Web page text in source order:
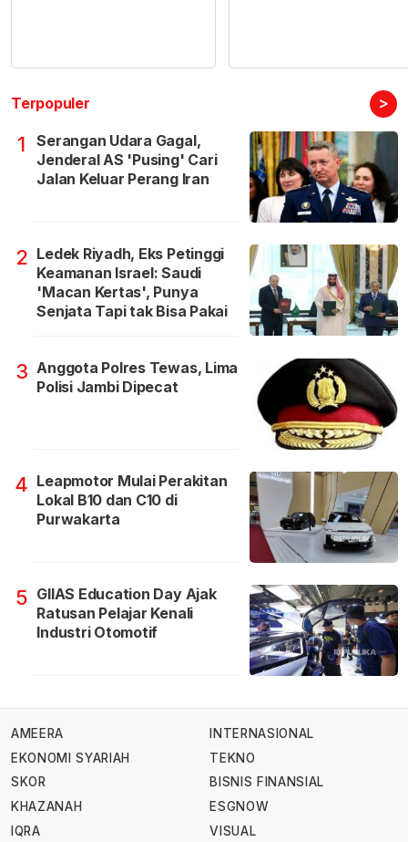
Terpopuler >
1
Serangan Udara Gagal,
Jenderal AS 'Pusing' Cari
Jalan Keluar Perang Iran
2 Ledek Riyadh, Eks Petinggi
Keamanan Israel: Saudi
'Macan Kertas', Punya
Senjata Tapi tak Bisa Pakai
3 Anggota Polres Tewas, Lima
Polisi Jambi Dipecat
4 Leapmotor Mulai Perakitan
Lokal B10 dan C10 di
Purwakarta
5 GIIAS Education Day Ajak
Ratusan Pelajar Kenali
Industri Otomotif
AMEERA
EKONOMI SYARIAH
SKOR
KHAZANAH
IQRA
INTERNASIONAL
TEKNO
BISNIS FINANSIAL
ESGNOW
VISUAL